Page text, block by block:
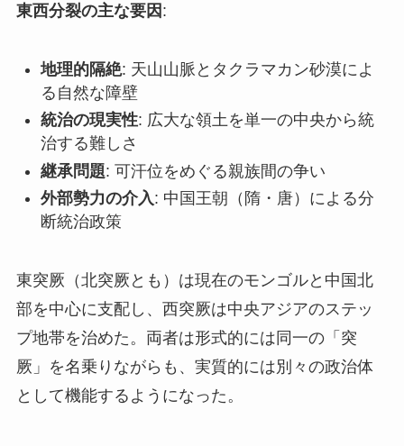
東西分裂の主な要因 :
地理的隔絶: 天山山脈とタクラマカン砂漠によ
る自然な障壁
統治の現実性: 広大な領土を単一の中央から統
治する難しさ
継承問題: 可汗位をめぐる親族間の争い
外部勢力の介入: 中国王朝（隋・唐）による分
断統治政策
東突厥（北突厥とも）は現在のモンゴルと中国北
部を中心に支配し、西突厥は中央アジアのステッ
プ地帯を治めた。両者は形式的には同一の「突
厥」を名乗りながらも、実質的には別々の政治体
として機能するようになった。